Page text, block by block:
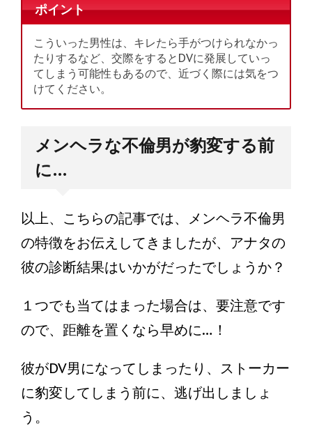
ポイント
こういった男性は、キレたら手がつけられなかっ
たりするなど、交際をするとDVに発展していっ
てしまう可能性もあるので、近づく際には気をつ
けてください。
メンヘラな不倫男が豹変する前
に…
以上、こちらの記事では、メンヘラ不倫男
の特徴をお伝えしてきましたが、アナタの
彼の診断結果はいかがだったでしょうか？
１つでも当てはまった場合は、要注意です
ので、距離を置くなら早めに…！
彼がDV男になってしまったり、ストーカー
に豹変してしまう前に、逃げ出しましょ
う。